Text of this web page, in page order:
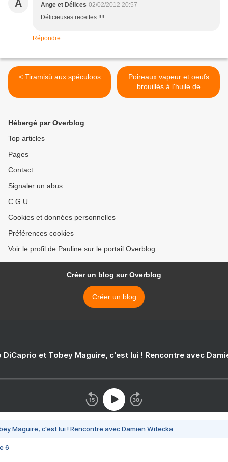
A Ange et Délices 02/02/2012 20:57
Délicieuses recettes !!!!
Répondre
< Tiramisù aux spéculoos
Poireaux vapeur et oeufs
brouillés à l'huile de
sésame >
Hébergé par Overblog
Top articles
Pages
Contact
Signaler un abus
C.G.U.
Cookies et données personnelles
Préférences cookies
Voir le profil de Pauline sur le portail Overblog
Créer un blog sur Overblog
Créer un blog
DiCaprio et Tobey Maguire, c'est lui ! Rencontre avec
Maguire, c'est lui ! Rencontre avec Damien Witecka
6